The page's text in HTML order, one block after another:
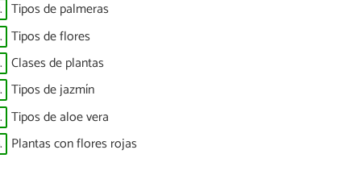
Tipos de palmeras
Tipos de flores
Clases de plantas
Tipos de jazmín
Tipos de aloe vera
Plantas con flores rojas